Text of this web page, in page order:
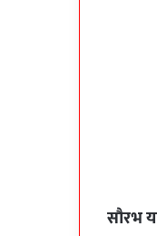
सौरभ